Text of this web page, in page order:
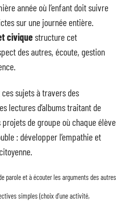
année où l’enfant doit suivre
sur une journée entière.
civiquestructure cet
des autres, écoute, gestion
sujets à travers des
lectures d’albums traitant de
de groupe où chaque élève
: développer l’empathie et
parole et à écouter les arguments des autres
simples (choix d’une activité,